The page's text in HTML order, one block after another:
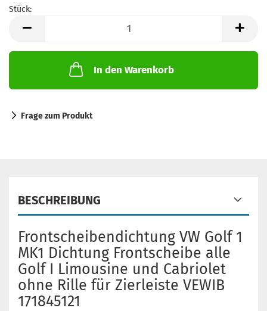
Stück:
In den Warenkorb
Frage zum Produkt
BESCHREIBUNG
Frontscheibendichtung VW Golf 1
MK1 Dichtung Frontscheibe alle
Golf I Limousine und Cabriolet
ohne Rille für Zierleiste VEWIB
171845121